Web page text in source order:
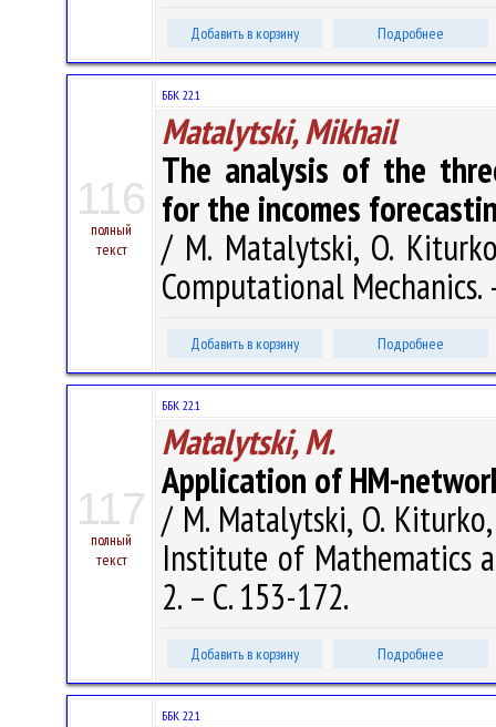
Добавить в корзину Подробнее
116
полный
текст
ББК 22.1
Matalytski, Mikhail
The analysis of the
for the incomes
/ M. Matalytski, O.
Computational
Добавить в корзину Подробнее
117
полный
текст
ББК 22.1
Matalytski, M.
Application of HM-
/ M. Matalytski, O.
Institute of Mathematics
2. – С. 153-172.
Добавить в корзину Подробнее
ББК 22.1